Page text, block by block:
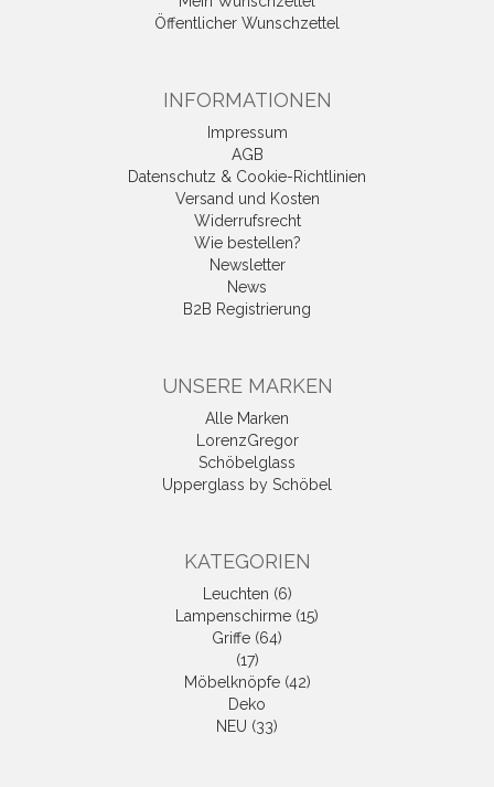
Öffentlicher Wunschzettel
INFORMATIONEN
Impressum
AGB
Datenschutz & Cookie-Richtlinien
Versand und Kosten
Widerrufsrecht
Wie bestellen?
Newsletter
News
B2B Registrierung
UNSERE MARKEN
Alle Marken
LorenzGregor
Schöbelglass
Upperglass by Schöbel
KATEGORIEN
Leuchten (6)
Lampenschirme (15)
Griffe (64)
(17)
Möbelknöpfe (42)
Deko
NEU (33)